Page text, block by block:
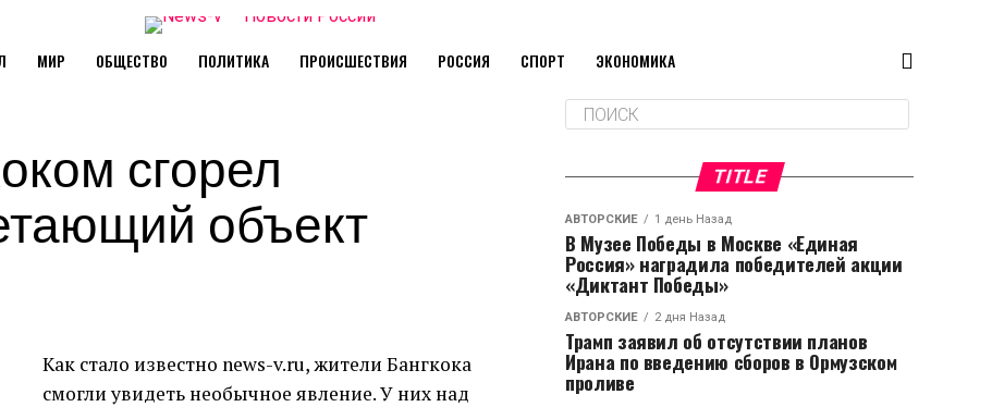
МИР ОБЩЕСТВО ПОЛИТИКА ПРОИСШЕСТВИЯ РОССИЯ СПОРТ ЭКОНОМИКА
сгорел
объект
Как стало известно news-v.ru, жители Бангкока
смоглиувидеть необычное явление. У них над
TITLE
АВТОРСКИЕ 1 день Назад
В Музее Победы в Москве «Единая
Россия» наградила победителей акции
«Диктант Победы»
АВТОРСКИЕ 2 дня Назад
Трамп заявил об отсутствии планов
Ирана по введению сборов в Ормузском
проливе